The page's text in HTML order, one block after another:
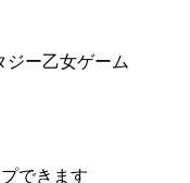
ジー乙女ゲーム
できます